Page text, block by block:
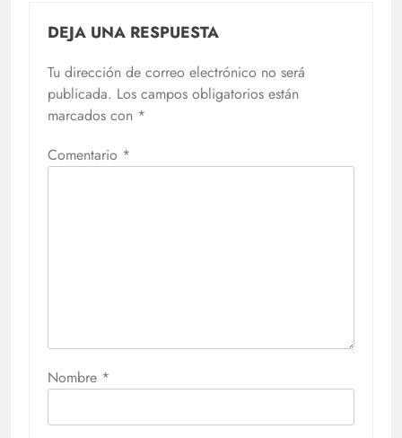
DEJA UNA RESPUESTA
Tu dirección de correo electrónico no será
publicada. Los campos obligatorios están
marcados con *
Comentario *
Nombre *